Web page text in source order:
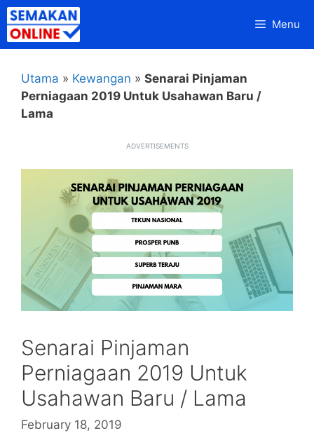
Skip
to
content
Menu
Utama » Kewangan » Senarai Pinjaman
Perniagaan 2019 Untuk Usahawan Baru /
Lama
ADVERTISEMENTS
Senarai Pinjaman
Perniagaan 2019 Untuk
Usahawan Baru / Lama
February 18, 2019